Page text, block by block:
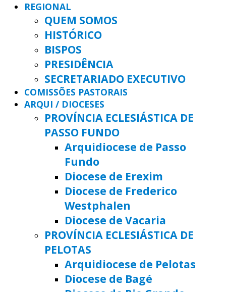
REGIONAL
QUEM SOMOS
HISTÓRICO
BISPOS
PRESIDÊNCIA
SECRETARIADO EXECUTIVO
COMISSÕES PASTORAIS
ARQUI / DIOCESES
PROVÍNCIA ECLESIÁSTICA DE
PASSO FUNDO
Arquidiocese de Passo
Fundo
Diocese de Erexim
Diocese de Frederico
Westphalen
Diocese de Vacaria
PROVÍNCIA ECLESIÁSTICA DE
PELOTAS
Arquidiocese de Pelotas
Diocese de Bagé